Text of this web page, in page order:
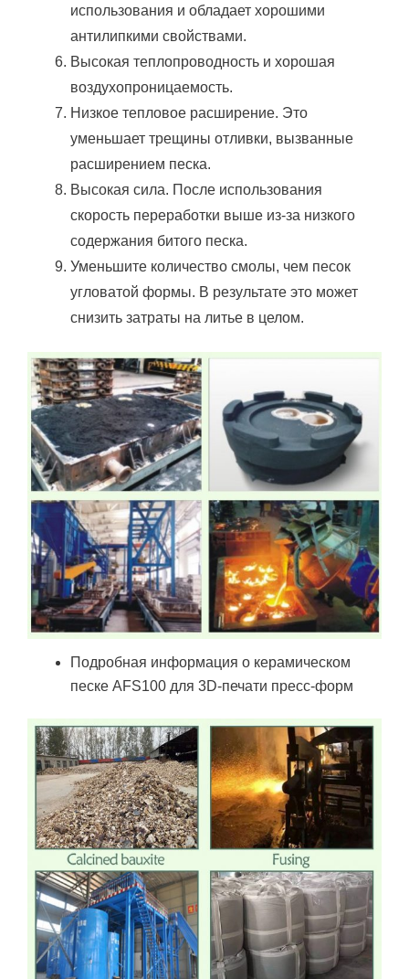
использования и обладает хорошими
антилипкими свойствами.
Высокая теплопроводность и хорошая
воздухопроницаемость.
Низкое тепловое расширение. Это
уменьшает трещины отливки, вызванные
расширением песка.
Высокая сила. После использования
скорость переработки выше из-за низкого
содержания битого песка.
Уменьшите количество смолы, чем песок
угловатой формы. В результате это может
снизить затраты на литье в целом.
Подробная информация о керамическом
песке AFS100 для 3D-печати пресс-форм